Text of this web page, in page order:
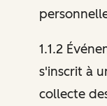
1.1.2
s'inscrit à
collecte